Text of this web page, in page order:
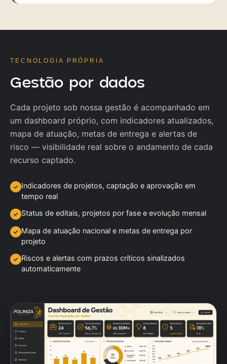
TECNOLOGIA PRÓPRIA
Gestão por dados
Cada projeto sob nossa gestão é acompanhado em
um dashboard próprio, com indicadores atualizados,
mapa de atuação, metas de entrega e alertas de
risco — visibilidade real sobre o andamento de cada
recurso captado.
✓ Indicadores de projetos, captação e aprovação em
tempo real
✓ Status de editais, projetos por fase e evolução mensal
✓ Mapa de atuação nacional e metas de entrega por
projeto
✓ Riscos e alertas com prazos críticos sinalizados
automaticamente